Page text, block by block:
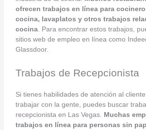
ofrecen trabajos en línea para
cocina, lavaplatos y otros trabajos
cocina. Para encontrar estos trabajos,
sitios web de empleo en línea como
Glassdoor.
Trabajos de Recepcionista
Si tienes habilidades de atención al
trabajar con la gente, puedes buscar
recepcionista en Las Vegas. Muchas
trabajos en línea para personas sin